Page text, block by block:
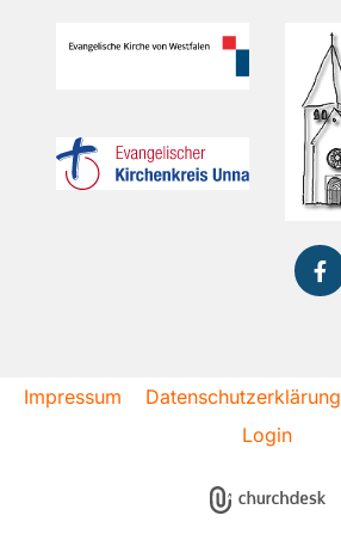
Impressum Datenschutzerklärung
Login